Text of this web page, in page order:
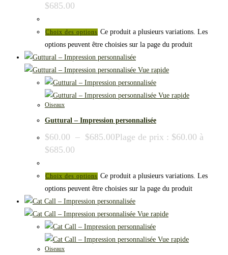
$685.00
Choix des options Ce produit a plusieurs variations. Les
options peuvent être choisies sur la page du produit
Vue rapide
Vue rapide
Oiseaux
Guttural – Impression personnalisée
$60.00 – $685.00Plage de prix : $60.00 à
$685.00
Choix des options Ce produit a plusieurs variations. Les
options peuvent être choisies sur la page du produit
Vue rapide
Vue rapide
Oiseaux